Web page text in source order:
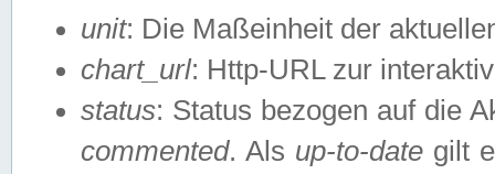
unit: Die Maßeinheit der
chart_url: Http-URL zur
status: Status bezogen auf die
commented. Als up-to-date gilt